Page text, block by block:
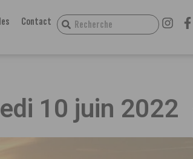
Contact
10 juin 2022